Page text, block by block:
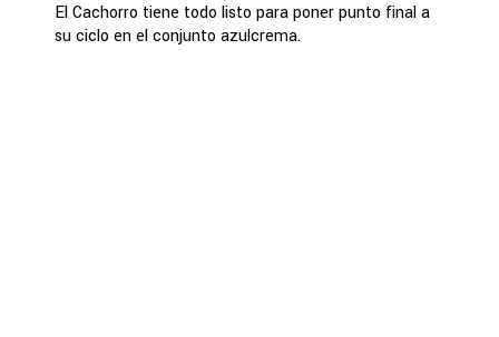
El Cachorro tiene todo listo para poner punto final a
su ciclo en el conjunto azulcrema.